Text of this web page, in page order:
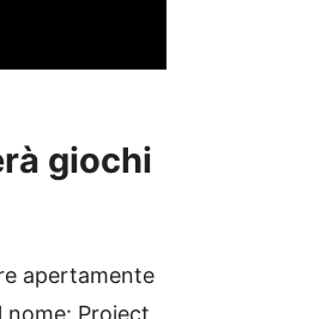
giochi
apertamente
nome: Project